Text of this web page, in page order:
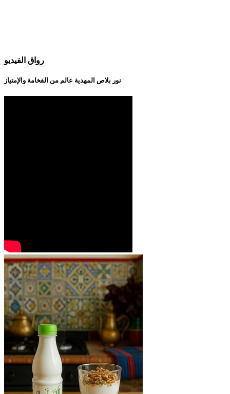
رواق الفيديو
نور بلاص المهدية عالم من الفخامة والإمتياز